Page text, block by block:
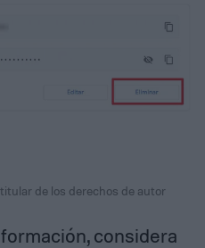
de los derechos de autor
considera